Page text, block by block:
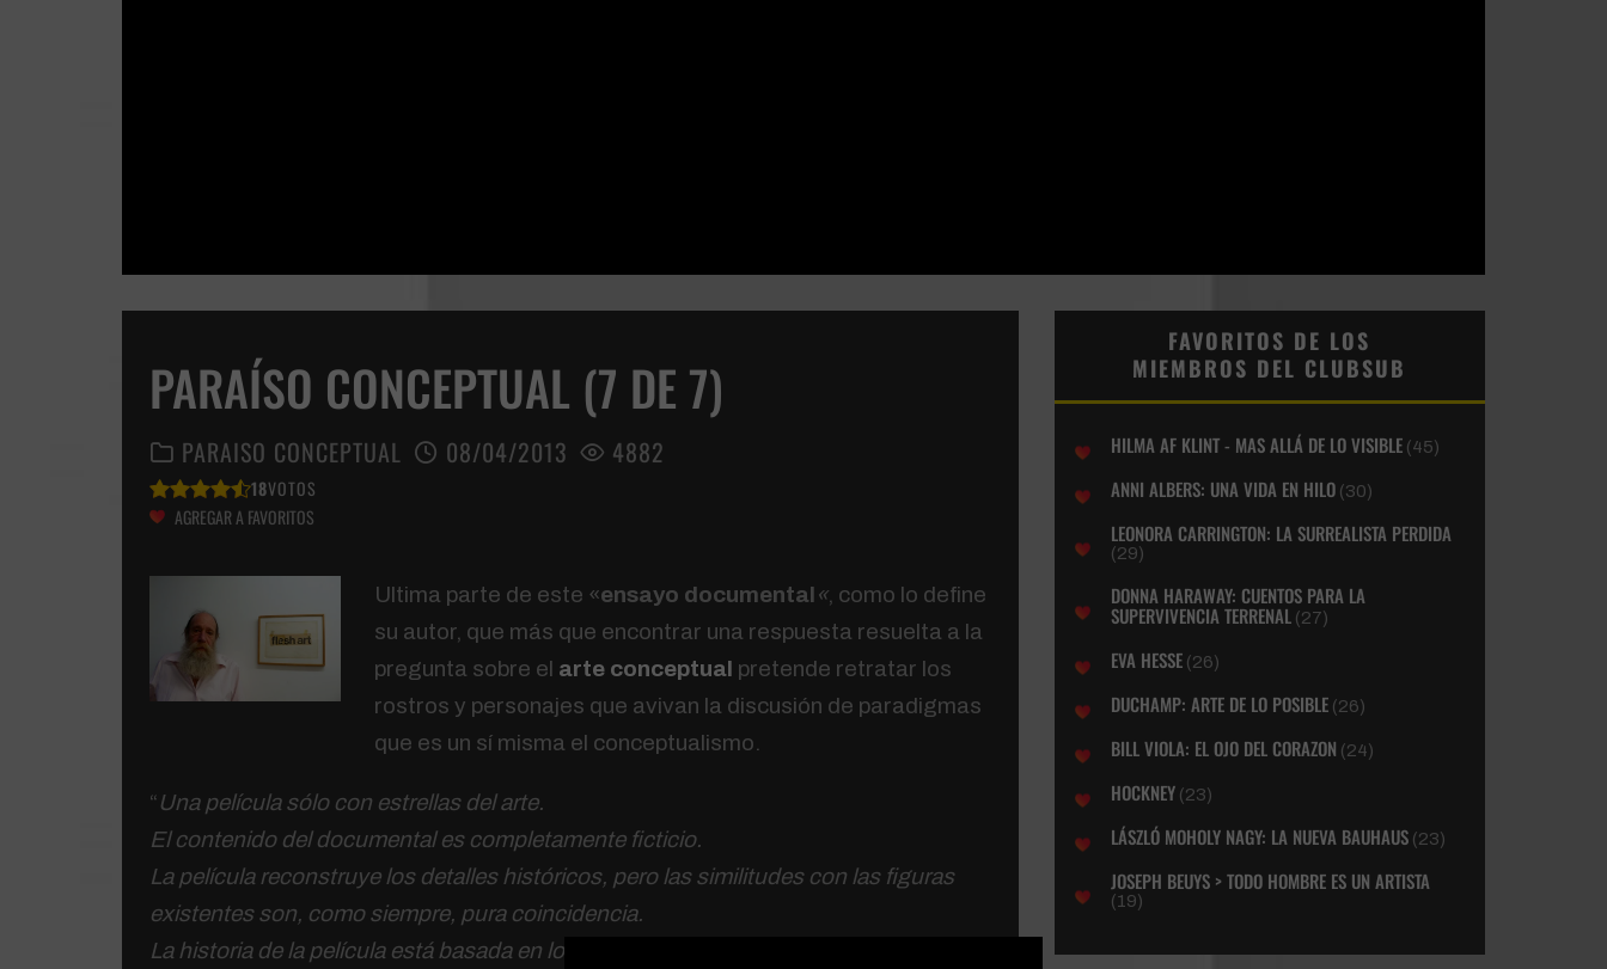
PARAÍSO CONCEPTUAL (7 DE 7)
PARAISO CONCEPTUAL 08/04/2013 4882
18VOTOS
AGREGAR A FAVORITOS
Ultima parte de este «ensayo documental«, como lo define
su autor, que más que encontrar una respuesta resuelta a la
pregunta sobre el arte conceptual pretende retratar los
rostros y personajes que avivan la discusión de paradigmas
que es un sí misma el conceptualismo.
“Una película sólo con estrellas del arte.
El contenido del documental es completamente ficticio.
La película reconstruye los detalles históricos, pero las similitudes con las figuras
existentes son, como siempre, pura coincidencia.
La historia de la película está basada en los fantasmas de los participantes.
FAVORITOS DE LOS
MIEMBROS DEL CLUBSUB
HILMA AF KLINT - MAS ALLÁ DE LO VISIBLE (45)
ANNI ALBERS: UNA VIDA EN HILO (30)
LEONORA CARRINGTON: LA SURREALISTA PERDIDA
(29)
DONNA HARAWAY: CUENTOS PARA LA
SUPERVIVENCIA TERRENAL (27)
EVA HESSE (26)
DUCHAMP: ARTE DE LO POSIBLE (26)
BILL VIOLA: EL OJO DEL CORAZON (24)
HOCKNEY (23)
LÁSZLÓ MOHOLY NAGY: LA NUEVA BAUHAUS (23)
JOSEPH BEUYS > TODO HOMBRE ES UN ARTISTA
(19)